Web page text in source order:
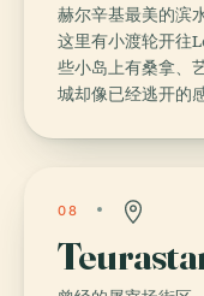
赫尔辛基最美的滨
这里有小渡轮开
些小岛上有桑拿、
城却像已经逃开的
08